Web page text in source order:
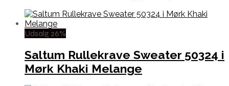
Udsalg 26%
Saltum Rullekrave Sweater 50324 i
Mørk Khaki Melange